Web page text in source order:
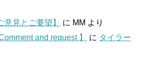
意見とご要望】
に MM より
and request 】
に タイラー